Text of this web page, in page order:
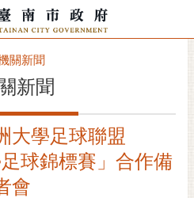
關新聞
新聞
大學足球聯盟
足球錦標賽」合作備
會